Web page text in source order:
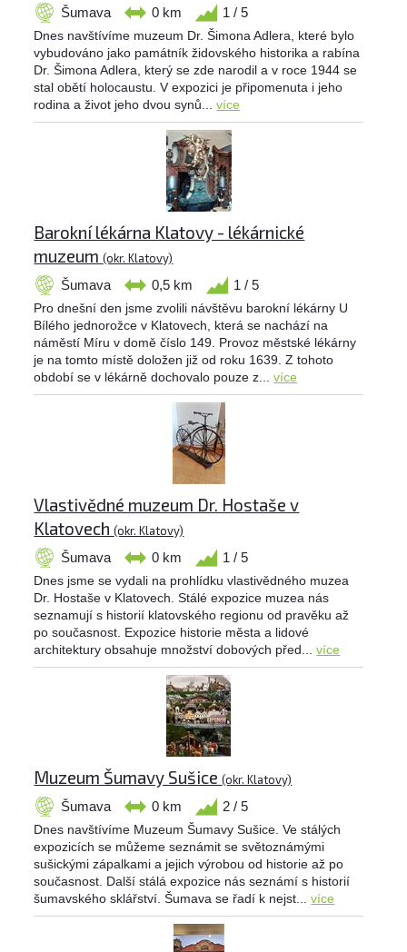
Šumava 0 km 1 / 5
Dnes navštívíme muzeum Dr. Šimona Adlera, které bylo
vybudováno jako památník židovského historika a rabína
Dr. Šimona Adlera, který se zde narodil a v roce 1944 se
stal obětí holocaustu. V expozici je připomenuta i jeho
rodina a život jeho dvou synů...více
Barokní lékárna Klatovy - lékárnické
muzeum(okr. Klatovy)
Šumava 0,5 km 1 / 5
Pro dnešní den jsme zvolili návštěvu barokní lékárny U
Bílého jednorožce v Klatovech, která se nachází na
náměstí Míru v domě číslo 149. Provoz městské lékárny
je na tomto místě doložen již od roku 1639. Z tohoto
období se v lékárně dochovalo pouze z...více
Vlastivědné muzeum Dr. Hostaše v
Klatovech(okr. Klatovy)
Šumava 0 km 1 / 5
Dnes jsme se vydali na prohlídku vlastivědného muzea
Dr. Hostaše v Klatovech. Stálé expozice muzea nás
seznamují s historií klatovského regionu od pravěku až
po současnost. Expozice historie města a lidové
architektury obsahuje množství dobových před...více
Muzeum Šumavy Sušice(okr. Klatovy)
Šumava 0 km 2 / 5
Dnes navštívíme Muzeum Šumavy Sušice. Ve stálých
expozicích se můžeme seznámit se světoznámými
sušickými zápalkami a jejich výrobou od historie až po
současnost. Další stálá expozice nás seznámí s historií
šumavského sklářství. Šumava se řadí k nejst...více